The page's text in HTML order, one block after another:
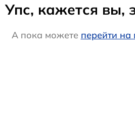
Упс, кажется вы,
А пока можете перейти на